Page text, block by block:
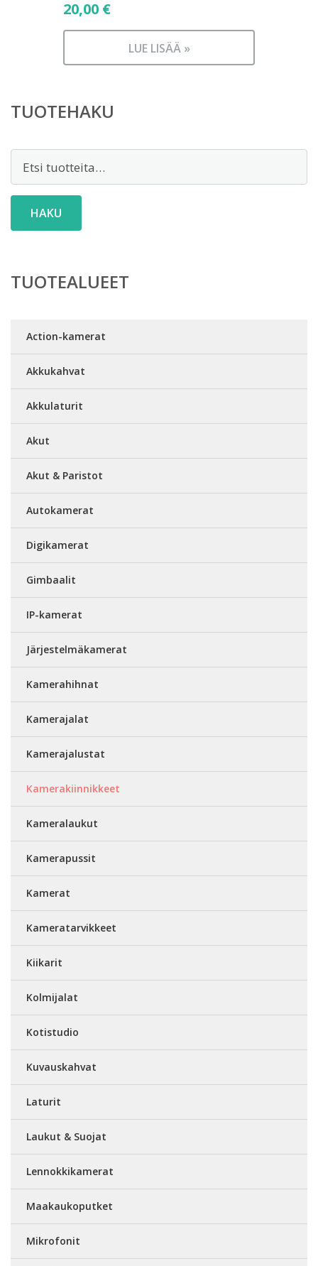
20,00 €
LUE LISÄÄ »
TUOTEHAKU
HAKU
TUOTEALUEET
Action-kamerat
Akkukahvat
Akkulaturit
Akut
Akut & Paristot
Autokamerat
Digikamerat
Gimbaalit
IP-kamerat
Järjestelmäkamerat
Kamerahihnat
Kamerajalat
Kamerajalustat
Kamerakiinnikkeet
Kameralaukut
Kamerapussit
Kamerat
Kameratarvikkeet
Kiikarit
Kolmijalat
Kotistudio
Kuvauskahvat
Laturit
Laukut & Suojat
Lennokkikamerat
Maakaukoputket
Mikrofonit